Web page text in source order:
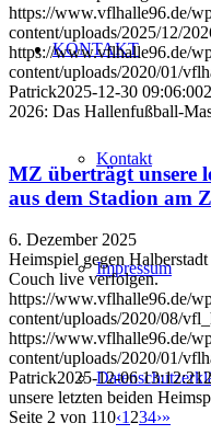
KONTAKT
Kontakt
Impressum
https://www.vflhalle96.de/
content/uploads/2025/12/
https://www.vflhalle96.de/
content/uploads/2020/01/
Patrick2025-12-30 09:06:00
2026: Das Hallenfußball-
MZ überträgt unsere
aus dem Stadion am
6. Dezember 2025
Heimspiel gegen
Couch live verfolgen.
https://www.vflhalle96.de/
content/uploads/2020/08/
https://www.vflhalle96.de/
content/uploads/2020/01/
Patrick2025-12-06 13:12:21
unsere letzten beiden
Seite 2 von 110‹1 234›»